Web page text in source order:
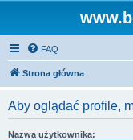
FAQ
Strona główna
Aby oglądać profile,
Nazwa użytkownika: